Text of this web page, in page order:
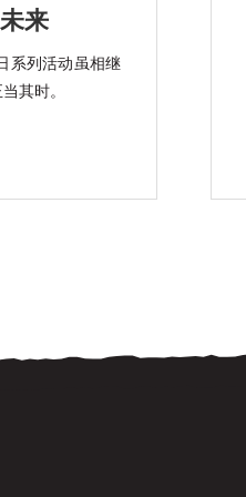
来
系列活动虽相继
其时。